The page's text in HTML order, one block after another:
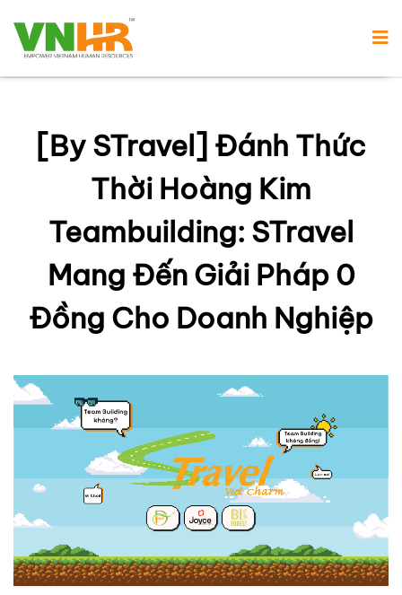
[By STravel] Đánh Thức
Thời Hoàng Kim
Teambuilding: STravel
Mang Đến Giải Pháp 0
Đồng Cho Doanh Nghiệp